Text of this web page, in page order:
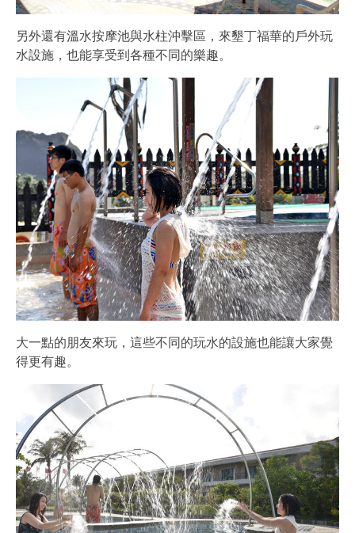
另外還有溫水按摩池與水柱沖擊區，來墾丁福華的戶外玩
水設施，也能享受到各種不同的樂趣。
大一點的朋友來玩，這些不同的玩水的設施也能讓大家覺
得更有趣。